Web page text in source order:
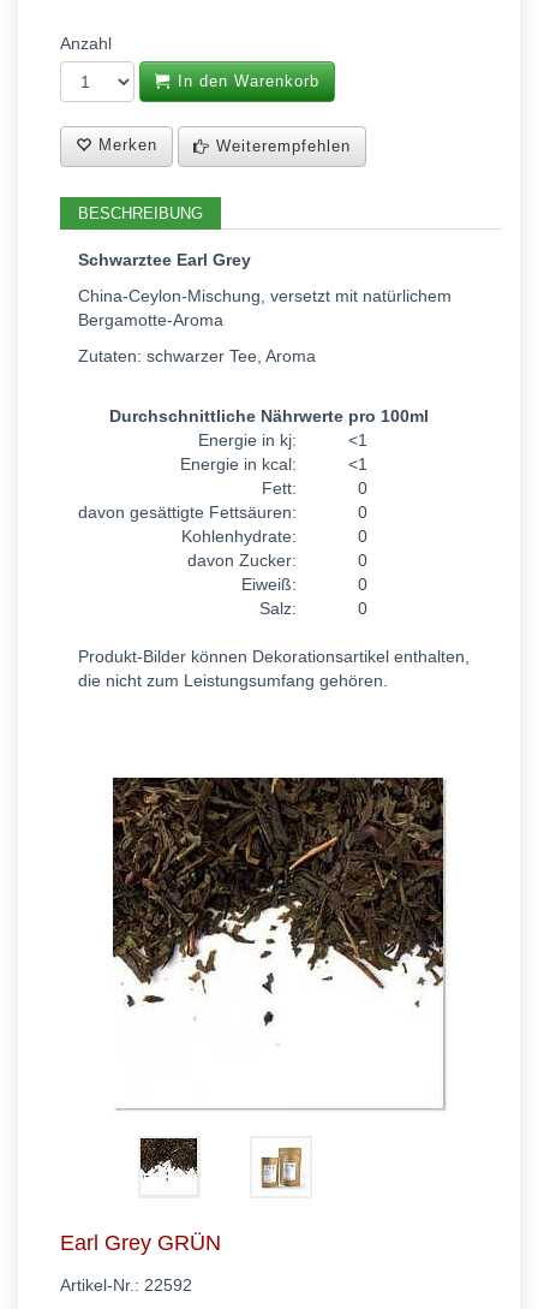
Anzahl
In den Warenkorb
Merken Weiterempfehlen
BESCHREIBUNG
Schwarztee Earl Grey
China-Ceylon-Mischung, versetzt mit natürlichem
Bergamotte-Aroma
Zutaten: schwarzer Tee, Aroma
Durchschnittliche Nährwerte pro 100ml
Energie in kj:
<1
Energie in kcal:
<1
Fett:
0
davon gesättigte Fettsäuren:
0
Kohlenhydrate:
0
davon Zucker:
0
Eiweiß:
0
Salz:
0
Produkt-Bilder können Dekorationsartikel enthalten,
die nicht zum Leistungsumfang gehören.
Earl Grey GRÜN
Artikel-Nr.: 22592